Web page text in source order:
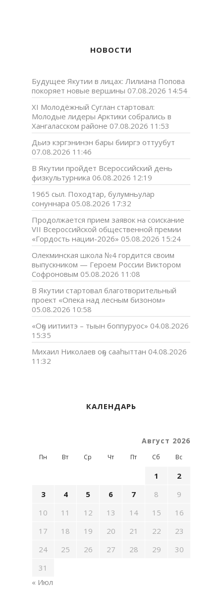
НОВОСТИ
Будущее Якутии в лицах: Лилиана Попова
покоряет новые вершины 07.08.2026 14:54
XI Молодёжный Суглан стартовал:
Молодые лидеры Арктики собрались в
Хангаласском районе 07.08.2026 11:53
Дьиэ кэргэнинэн бары бииргэ оттуубут
07.08.2026 11:46
В Якутии пройдет Всероссийский день
физкультурника 06.08.2026 12:19
1965 сыл. Походтар, булумньулар
сонуннара 05.08.2026 17:32
Продолжается прием заявок на соискание
VII Всероссийской общественной премии
«Гордость нации-2026» 05.08.2026 15:24
Олекминская школа №4 гордится своим
выпускником — Героем России Виктором
Софроновым 05.08.2026 11:08
В Якутии стартовал благотворительный
проект «Опека над лесным бизоном»
05.08.2026 10:58
«Оҕо иитиитэ – тыын боппуруос» 04.08.2026
15:35
Михаил Николаев оҕо сааһыттан 04.08.2026
11:32
КАЛЕНДАРЬ
Август 2026
Пн Вт Ср Чт Пт Сб Вс
1
2
3
4 5 6 7 8
9
10
11 12 13 14 15
16
17
18 19 20 21 22
23
24
25 26 27 28 29
30
31
« Июл